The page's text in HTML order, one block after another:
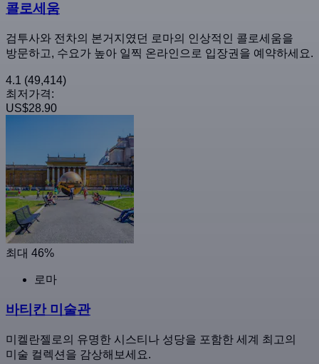
콜로세움
검투사와 전차의 본거지였던 로마의 인상적인 콜로세움을
방문하고, 수요가 높아 일찍 온라인으로 입장권을 예약하세요.
4.1 (49,414)
최저가격:
US$28.90
최대 46%
로마
바티칸 미술관
미켈란젤로의 유명한 시스티나 성당을 포함한 세계 최고의
미술 컬렉션을 감상해보세요.